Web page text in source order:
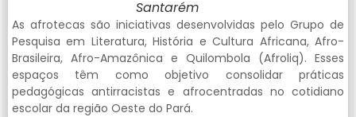
Santarém
As afrotecas são iniciativas desenvolvidas pelo Grupo de
Pesquisa em Literatura, História e Cultura Africana, Afro-
Brasileira, Afro-Amazônica e Quilombola (Afroliq). Esses
espaços têm como objetivo consolidar práticas
pedagógicas antirracistas e afrocentradas no cotidiano
escolar da região Oeste do Pará.